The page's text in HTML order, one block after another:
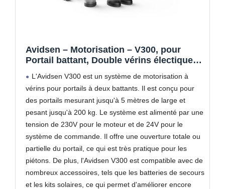
Avidsen – Motorisation – V300, pour
Portail battant, Double vérins électique
Clignotant LED, Gris – 114165
L'Avidsen V300 est un système de motorisation à
vérins pour portails à deux battants. Il est conçu pour
des portails mesurant jusqu'à 5 mètres de large et
pesant jusqu'à 200 kg. Le système est alimenté par une
tension de 230V pour le moteur et de 24V pour le
système de commande. Il offre une ouverture totale ou
partielle du portail, ce qui est très pratique pour les
piétons. De plus, l'Avidsen V300 est compatible avec de
nombreux accessoires, tels que les batteries de secours
et les kits solaires, ce qui permet d'améliorer encore